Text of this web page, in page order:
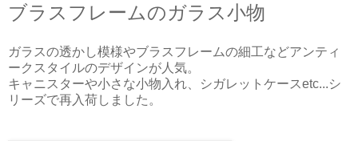
ブラスフレームのガラス小物
ガラスの透かし模様やブラスフレームの細工などアンティ
ークスタイルのデザインが人気。
キャニスターや小さな小物入れ、シガレットケースetc...シ
リーズで再入荷しました。